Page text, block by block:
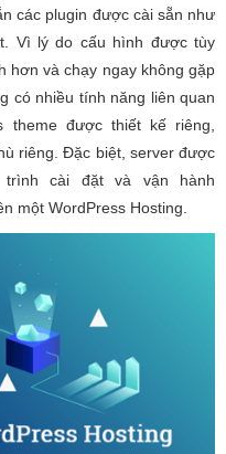
các plugin được cài sẵn như
Vì lý do cấu hình được tùy
hơn và chạy ngay không gặp
có nhiều tính năng liên quan
theme được thiết kế riêng,
riêng. Đặc biệt, server được
cài đặt và vận hành
một WordPress Hosting.